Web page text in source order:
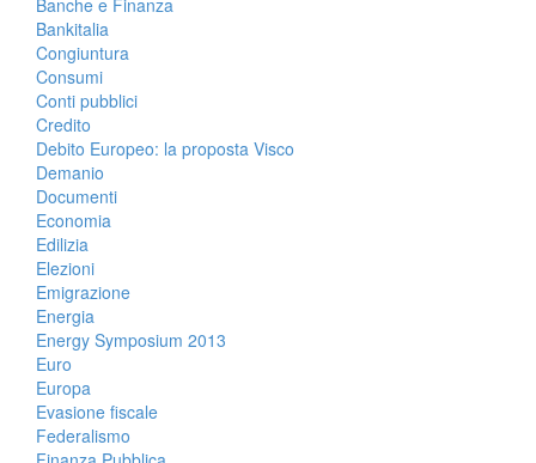
Banche e Finanza
Bankitalia
Congiuntura
Consumi
Conti pubblici
Credito
Debito Europeo: la proposta Visco
Demanio
Documenti
Economia
Edilizia
Elezioni
Emigrazione
Energia
Energy Symposium 2013
Euro
Europa
Evasione fiscale
Federalismo